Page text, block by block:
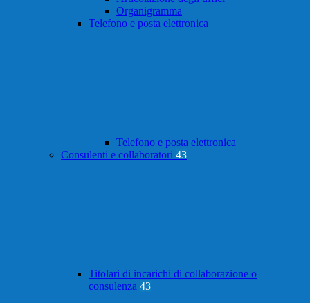
Organigramma
Telefono e posta elettronica
Telefono e posta elettronica
Consulenti e collaboratori 43
Titolari di incarichi di collaborazione o
consulenza 43